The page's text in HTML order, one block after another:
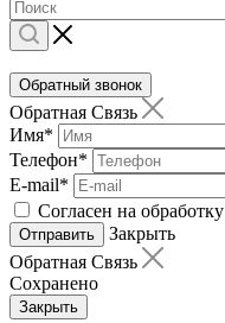
Обратный звонок
Обратная Связь
Имя*
Телефон*
E-mail*
Согласен на обработку
Отправить
Закрыть
Обратная Связь
Сохранено
Закрыть